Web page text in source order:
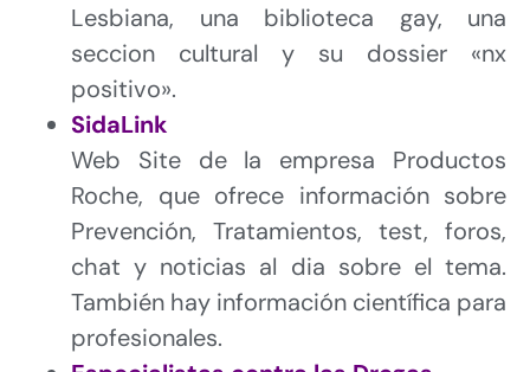
Lesbiana, una biblioteca gay, una
seccion cultural y su dossier «nx
positivo».
SidaLink
Web Site de la empresa Productos
Roche, que ofrece información sobre
Prevención, Tratamientos, test, foros,
chat y noticias al dia sobre el tema.
También hay información científica para
profesionales.